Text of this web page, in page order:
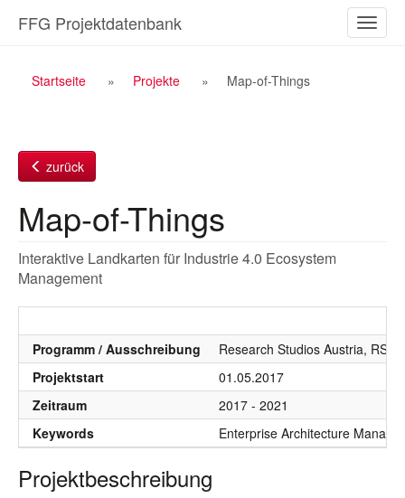
Inhalt
ein-/
FFG Projektdatenbank
Breadcrumb
Startseite Projekte Map-of-Things
zurück
Map-of-Things
Interaktive Landkarten für Industrie 4.0 Ecosystem
Management
Programm / Ausschreibung
Research Studios Austria, RSA
Projektstart
01.05.2017
Zeitraum
2017 - 2021
Keywords
Enterprise Architecture
Projektbeschreibung